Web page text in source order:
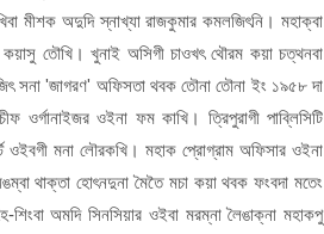
মীশক অদুদি স্নাখ্যা রাজকুমার কমলজিৎনি। মহাক্বা
তৌখি। খুনাই অসিগী চাওখৎ থৌরম কয়া চত্থনবা
সনা 'জাগরণ' অফিসতা থবক তৌনা তৌনা ইং ১৯৫৮ দা
ওর্গানাইজর ওইনা ফম কাখি। ত্রিপুরাগী পাব্লিসিটি
ওইবগী মনা লৌরকখি। মহাক প্রোগ্রাম অফিসার ওইনা
থাক্তা হোৎনদুনা মৈতৈ মচা কয়া থবক ফংবদা মতেং
অমদি সিনসিয়ার ওইবা মরম্না লৈঙাক্না মহাকপু